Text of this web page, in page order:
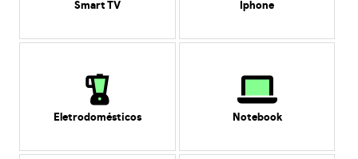
Smart TV Iphone
Eletrodomésticos Notebook